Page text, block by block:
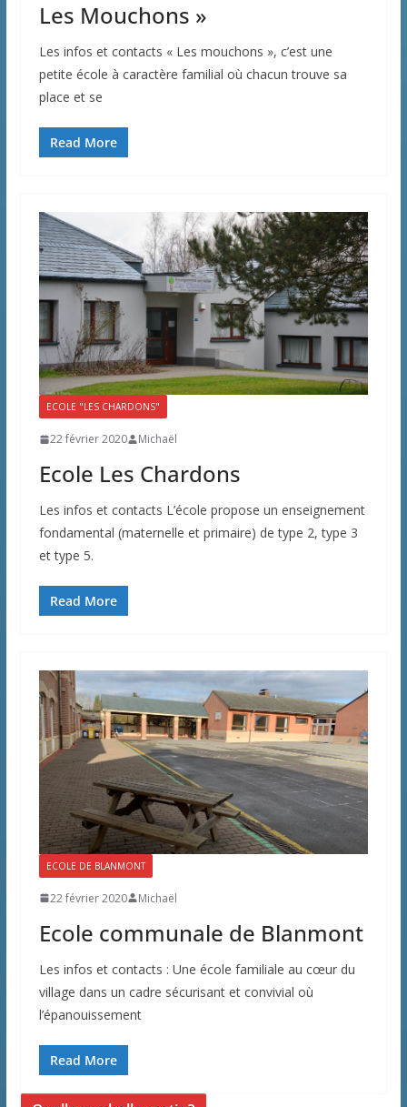
Les Mouchons »
Les infos et contacts « Les mouchons », c’est une
petite école à caractère familial où chacun trouve sa
place et se
Read More
ECOLE "LES CHARDONS"
22 février 2020 Michaël
Ecole Les Chardons
Les infos et contacts L’école propose un enseignement
fondamental (maternelle et primaire) de type 2, type 3
et type 5.
Read More
ECOLE DE BLANMONT
22 février 2020 Michaël
Ecole communale de Blanmont
Les infos et contacts : Une école familiale au cœur du
village dans un cadre sécurisant et convivial où
l’épanouissement
Read More